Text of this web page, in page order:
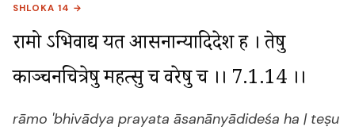
SHLOKA 14 →
रामो ऽभिवाद्य प्रयत आसनान्यादिदेश ह । तेषु
काञ्चनचित्रेषु महत्सु च वरेषु च ।। 7.1.14 ।।
rāmo 'bhivādya prayata āsanānyādideśa ha | teṣu